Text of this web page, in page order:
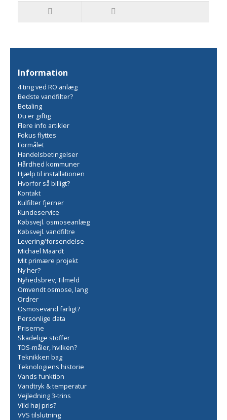
Information
4 ting ved RO anlæg
Bedste vandfilter?
Betaling
Du er giftig
Flere info artikler
Fokus flyttes
Formålet
Handelsbetingelser
Hårdhed kommuner
Hjælp til installationen
Hvorfor så billigt?
Kontakt
Kulfilter fjerner
Kundeservice
Købsvejl. osmoseanlæg
Købsvejl. vandfiltre
Levering/forsendelse
Michael Maardt
Mit primære projekt
Ny her?
Nyhedsbrev, Tilmeld
Omvendt osmose, lang
Ordrer
Osmosevand farligt?
Personlige data
Priserne
Skadelige stoffer
TDS-måler, hvilken?
Teknikken bag
Teknologiens historie
Vands funktion
Vandtryk & temperatur
Vejledning 3-trins
Vild høj pris?
VVS tilslutning